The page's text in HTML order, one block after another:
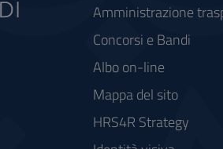
Amministrazione
Concorsi e Bandi
Albo on-line
Mappa del sito
HRS4R Strategy